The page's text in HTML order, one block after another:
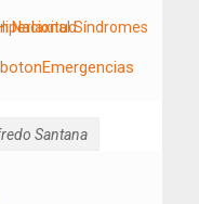
Ehlers-Danlos e Hiperlaxitud
Santana